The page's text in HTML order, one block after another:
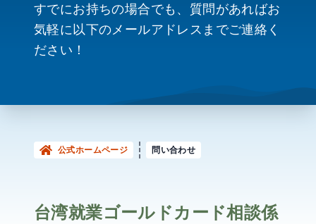
すでにお持ちの場合でも、質問があればお
気軽に以下のメールアドレスまでご連絡く
ださい！
公式ホームページ 問い合わせ
台湾就業ゴールドカード相談係